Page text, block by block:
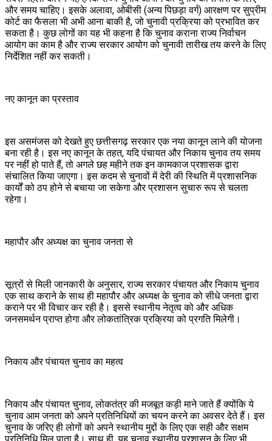
और समय चाहिए। इसके अलावा, ओबीसी (अन्य पिछड़ा वर्ग) आरक्षण पर सुप्रीम
कोर्ट का फैसला भी अभी आना बाकी है, जो चुनावी प्रक्रिया को प्रभावित कर
सकता है। कुछ लोगों का यह भी कहना है कि चुनाव कराना राज्य निर्वाचन
आयोग का काम है और राज्य सरकार आयोग को चुनावी तारीख तय करने के लिए
निर्देशित नहीं कर सकती।
नए कानून का प्रस्ताव
इस असमंजस को देखते हुए छत्तीसगढ़ सरकार एक नया कानून लाने की योजना
बना रही है। इस नए कानून के तहत, यदि पंचायत और निकाय चुनाव तय समय
पर नहीं हो पाते हैं, तो अगले छह महीने तक इन कामकाज प्रशासक द्वारा
संचालित किया जाएगा। इस कदम से चुनावों में देरी की स्थिति में प्रशासनिक
कार्यों को ठप होने से बचाया जा सकेगा और प्रशासन सुचारु रूप से चलता
रहेगा।
महापौर और अध्यक्ष का चुनाव जनता से
सूत्रों से मिली जानकारी के अनुसार, राज्य सरकार पंचायत और निकाय चुनाव
एक साथ कराने के साथ ही महापौर और अध्यक्ष के चुनाव को सीधे जनता द्वारा
कराने पर भी विचार कर रही है। इससे स्थानीय नेतृत्व को और अधिक
जनसमर्थन प्राप्त होगा और लोकतांत्रिक प्रक्रिया को प्रगति मिलेगी।
निकाय और पंचायत चुनाव का महत्व
निकाय और पंचायत चुनाव, लोकतंत्र की मजबूत कड़ी माने जाते हैं क्योंकि ये
चुनाव आम जनता को अपने प्रतिनिधियों का चयन करने का अवसर देते हैं। इस
चुनाव के जरिए ही लोगों को अपने स्थानीय मुद्दों के लिए एक सही और सक्षम